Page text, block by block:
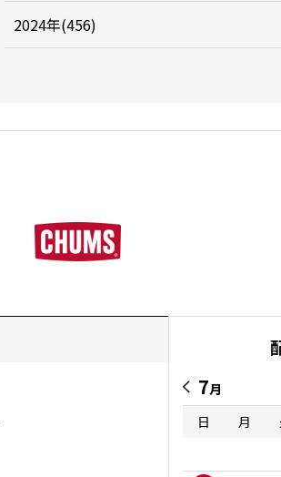
2024年(456)
7月
日
月